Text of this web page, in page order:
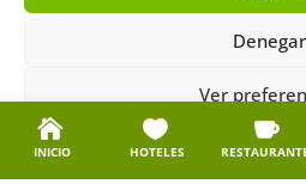
Denegar
Ver
Política de cookiesPolítica de
INICIO HOTELES